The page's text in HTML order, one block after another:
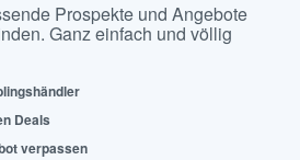
Prospekte und Angebote
Ganz einfach und völlig
Deals
verpassen